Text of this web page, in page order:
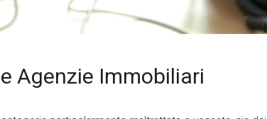
Agenzie Immobiliari